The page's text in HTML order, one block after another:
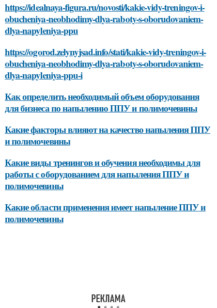
https://idealnaya-figura.ru/novosti/kakie-vidy-treningov-i-
obucheniya-neobhodimy-dlya-raboty-s-oborudovaniem-
dlya-napyleniya-ppu
https://ogorod.zelynyjsad.info/stati/kakie-vidy-treningov-i-
obucheniya-neobhodimy-dlya-raboty-s-oborudovaniem-
dlya-napyleniya-ppu-i
Как определить необходимый объем оборудования
для бизнеса по напылению ППУ и полимочевины
Какие факторы влияют на качество напыления ППУ
и полимочевины
Какие виды тренингов и обучения необходимы для
работы с оборудованием для напыления ППУ и
полимочевины
Какие области применения имеет напыление ППУ и
полимочевины